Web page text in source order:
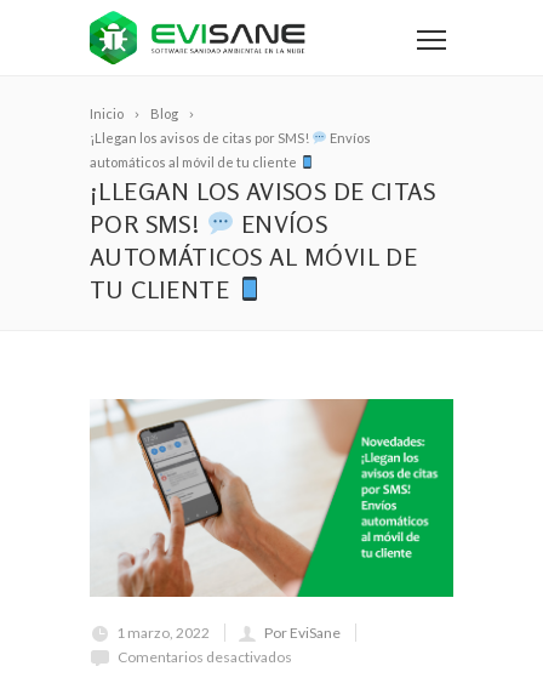
Inicio
Blog
¡Llegan los avisos de citas por SMS!
Envíos
automáticos al móvil de tu cliente
¡LLEGAN LOS AVISOS DE CITAS
POR SMS!
ENVÍOS
AUTOMÁTICOS AL MÓVIL DE
TU CLIENTE
1 marzo, 2022
Por EviSane
Comentarios desactivados